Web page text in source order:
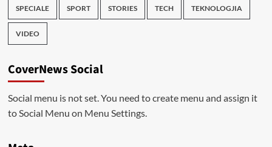
SPECIALE SPORT STORIES TECH TEKNOLOGJIA
VIDEO
CoverNews Social
Social menu is not set. You need to create menu and assign it
to Social Menu on Menu Settings.